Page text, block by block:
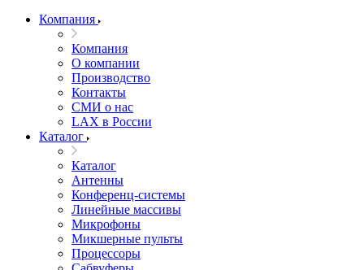
Компания
Компания
О компании
Производство
Контакты
СМИ о нас
LAX в России
Каталог
Каталог
Антенны
Конференц-системы
Линейные массивы
Микрофоны
Микшерные пульты
Процессоры